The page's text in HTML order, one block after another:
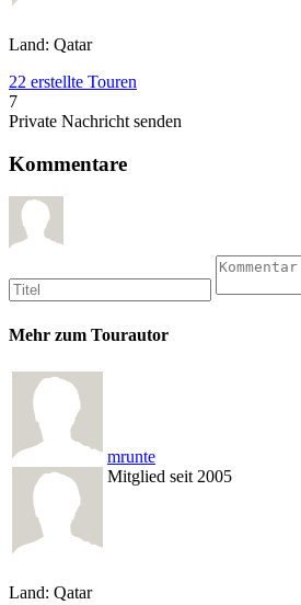
Land: Qatar
22 erstellte Touren
7
Private Nachricht senden
Kommentare
Mehr zum Tourautor
mrunte
Mitglied seit 2005
Land: Qatar